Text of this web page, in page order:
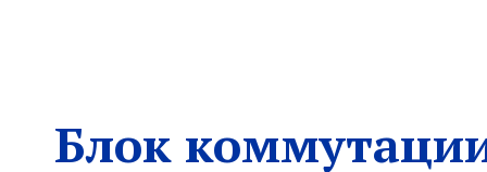
Блок